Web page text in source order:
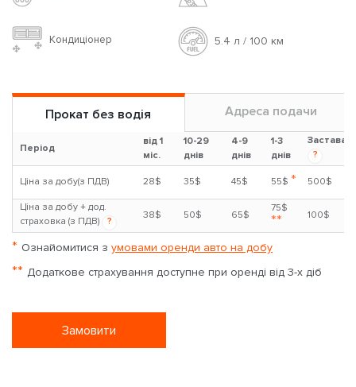
Кондиціонер 5.4 л / 100 км
Прокат без водія Адреса подачи
Період
від 1
міс.
10-29
днів
4-9
днів
1-3
днів
Застава
?
Ціна за добу(з ПДВ) 28$ 35$ 45$ 55$ * 500$
Ціна за добу + дод.
страховка (з ПДВ)
?
38$ 50$ 65$
75$
** 100$
* Ознайомитися з умовами оренди авто на добу
** Додаткове страхування доступне при оренді від 3-х діб
Замовити